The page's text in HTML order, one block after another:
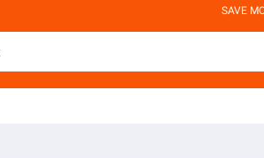
SAVE